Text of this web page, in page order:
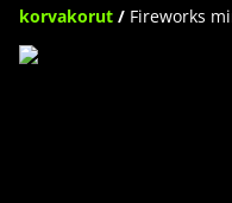
korvakorut / Fireworks